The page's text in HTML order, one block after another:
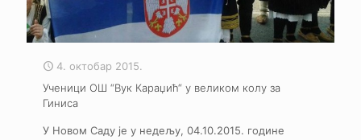
4. октобар 2015.
Ученици ОШ “Вук Караџић“ у великом колу за
Гиниса
У Новом Саду је у недељу, 04.10.2015. године